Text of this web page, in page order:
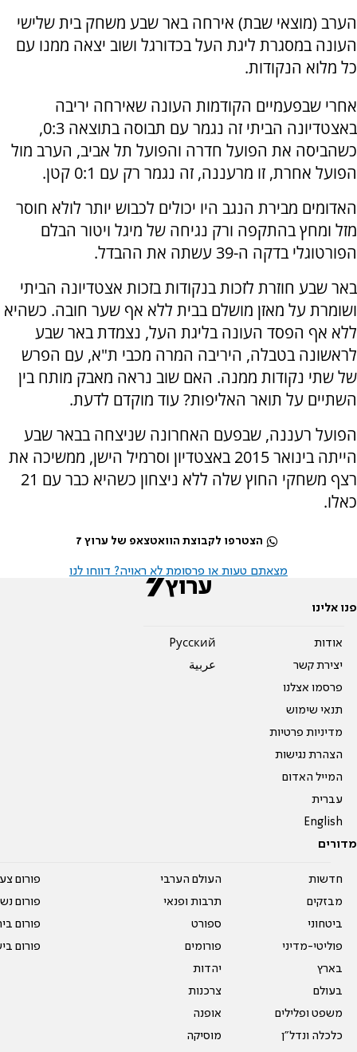
הערב (מוצאי שבת) אירחה באר שבע משחק בית שלישי
העונה במסגרת ליגת העל בכדורגל ושוב יצאה ממנו עם
כל מלוא הנקודות.
אחרי שבפעמיים הקודמות העונה שאירחה יריבה
באצטדיונה הביתי זה נגמר עם תבוסה בתוצאה 0:3,
כשהביסה את הפועל חדרה והפועל תל אביב, הערב מול
הפועל אחרת, זו מרעננה, זה נגמר רק עם 0:1 קטן.
האדומים מבירת הנגב היו יכולים לכבוש יותר לולא חוסר
מזל ומחץ בהתקפה ורק נגיחה של מיגל ויטור הבלם
הפורטוגלי בדקה ה-39 עשתה את ההבדל.
באר שבע חוזרת לזכות בנקודות בזכות אצטדיונה הביתי
ושומרת על מאזן מושלם בבית ללא אף שער חובה. כשהיא
ללא אף הפסד העונה בליגת העל, נצמדת באר שבע
לראשונה בטבלה, היריבה המרה מכבי ת"א, עם הפרש
של שתי נקודות ממנה. האם שוב נראה מאבק מותח בין
השתיים על תואר האליפות? עוד מוקדם לדעת.
הפועל רעננה, שבפעם האחרונה שניצחה בבאר שבע
הייתה בינואר 2015 באצטדיון וסרמיל הישן, ממשיכה את
רצף משחקי החוץ שלה ללא ניצחון כשהיא כבר עם 21
כאלו.
הצטרפו לקבוצת הוואטצאפ של ערוץ 7
מצאתם טעות או פרסומת לא ראויה? דווחו לנו
פנו אלינו
אודות
יצירת קשר
פרסמו אצלנו
תנאי שימוש
מדיניות פרטיות
הצהרת נגישות
המייל האדום
עברית
English
Pусский
عربية
מדורים
חדשות
מבזקים
ביטחוני
פוליטי-מדיני
בארץ
בעולם
משפט ופלילים
כלכלה ונדל"ן
העולם הערבי
תרבות ופנאי
ספורט
פורומים
יהדות
צרכנות
אופנה
מוסיקה
פורום
פורום
פורום
פורום